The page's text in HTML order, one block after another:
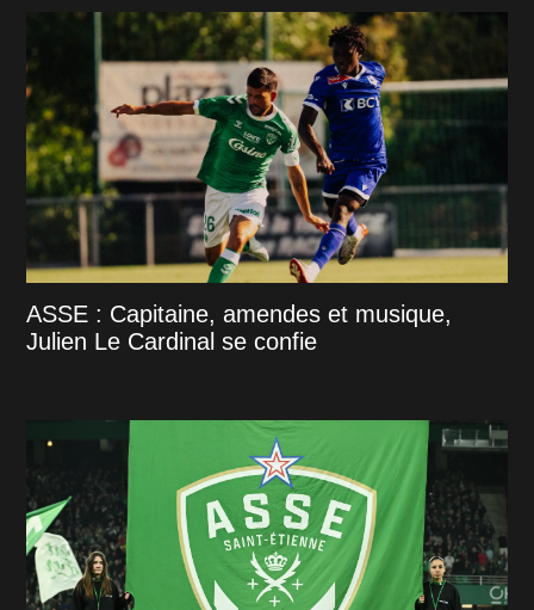
ASSE : Capitaine, amendes et musique,
Julien Le Cardinal se confie